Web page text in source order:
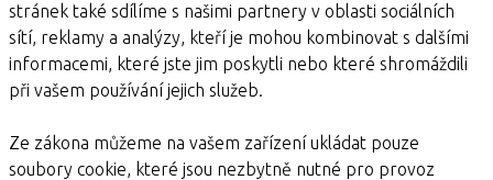
stránek také sdílíme s našimi partnery v oblasti sociálních
sítí, reklamy a analýzy, kteří je mohou kombinovat s dalšími
informacemi, které jste jim poskytli nebo které shromáždili
při vašem používání jejich služeb.
Ze zákona můžeme na vašem zařízení ukládat pouze
soubory cookie, které jsou nezbytně nutné pro provoz